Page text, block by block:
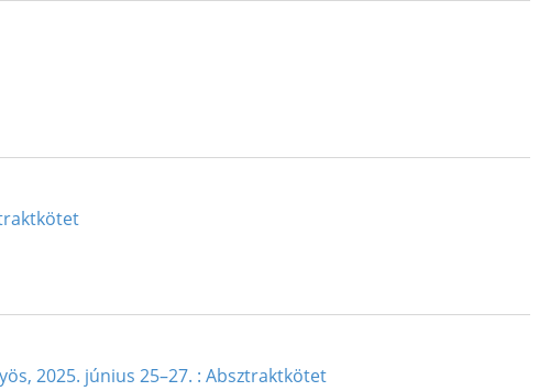
2025. június 25–27. : Absztraktkötet